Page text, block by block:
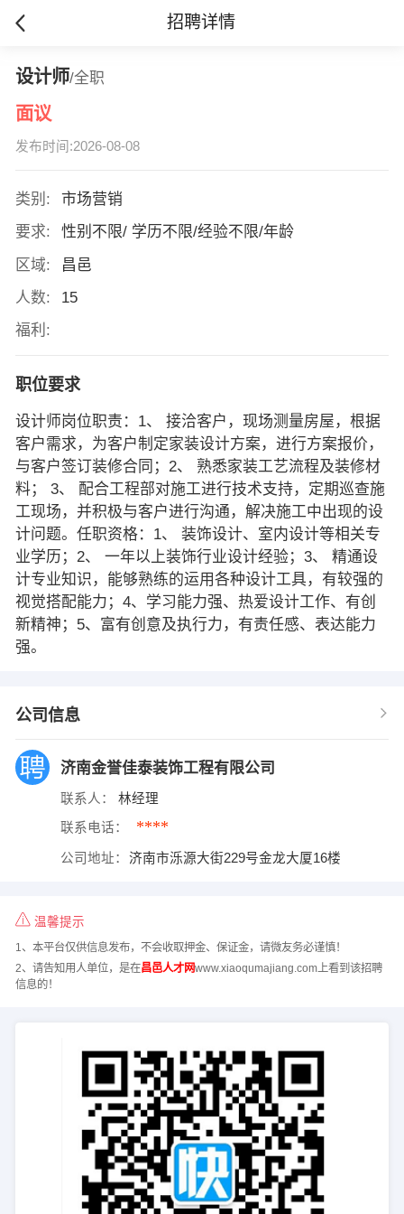
招聘详情
设计师/全职
面议
发布时间:2026-08-08
类别:
市场营销
要求:
性别不限/ 学历不限/经验不限/年龄
区域:
昌邑
人数:
15
福利:
职位要求
设计师岗位职责：1、 接洽客户，现场测量房屋，根据
客户需求，为客户制定家装设计方案，进行方案报价，
与客户签订装修合同；2、 熟悉家装工艺流程及装修材
料； 3、 配合工程部对施工进行技术支持，定期巡查施
工现场，并积极与客户进行沟通，解决施工中出现的设
计问题。任职资格：1、 装饰设计、室内设计等相关专
业学历；2、 一年以上装饰行业设计经验；3、 精通设
计专业知识，能够熟练的运用各种设计工具，有较强的
视觉搭配能力；4、学习能力强、热爱设计工作、有创
新精神；5、富有创意及执行力，有责任感、表达能力
强。
公司信息
济南金誉佳泰装饰工程有限公司
联系人： 林经理
联系电话： ****
公司地址： 济南市泺源大街229号金龙大厦16楼
温馨提示
1、本平台仅供信息发布，不会收取押金、保证金，请微友务必谨慎！
2、请告知用人单位，是在昌邑人才网www.xiaoqumajiang.com上看到该招聘
信息的！